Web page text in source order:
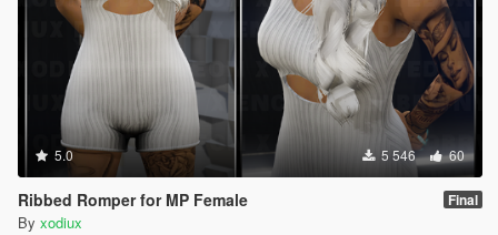
5.0 5 546 60
Ribbed Romper for MP Female Final
By xodiux